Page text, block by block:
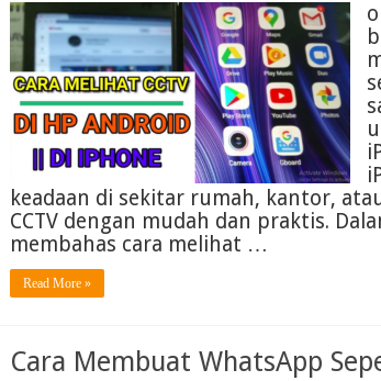
keadaan di sekitar rumah, kantor,
CCTV dengan mudah dan praktis.
membahas cara melihat …
Read More »
Cara Membuat WhatsApp